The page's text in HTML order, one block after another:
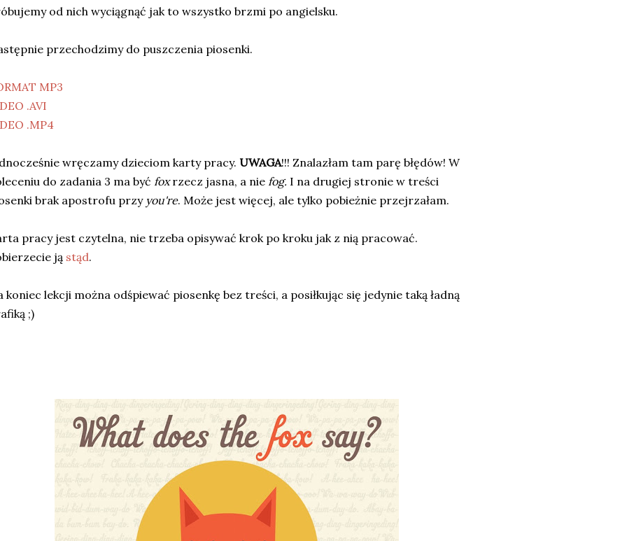
od nich wyciągnąć jak to wszystko brzmi po angielsku.
przechodzimy do puszczenia piosenki.
MP3
.AVI
.MP4
wręczamy dzieciom karty pracy. UWAGA!!! Znalazłam tam parę błędów! W
do zadania 3 ma być foxrzecz jasna, a nie fog. I na drugiej stronie w treści
brak apostrofu przy you're. Może jest więcej, ale tylko pobieżnie przejrzałam.
pracy jest czytelna, nie trzeba opisywać krok po kroku jak z nią pracować.
ją stąd.
koniec lekcji można odśpiewać piosenkę bez treści, a posiłkując się jedynie taką ładną
;)